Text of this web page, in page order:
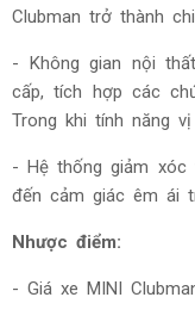
Clubman trở thành
- Không gian nội
cấp, tích hợp các
Trong khi tính năng
- Hệ thống giảm xóc
đến cảm giác êm ái
Nhược điểm:
- Giá xe MINI